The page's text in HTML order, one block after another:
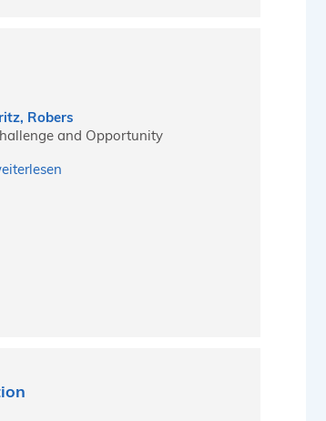
Robers
and Opportunity